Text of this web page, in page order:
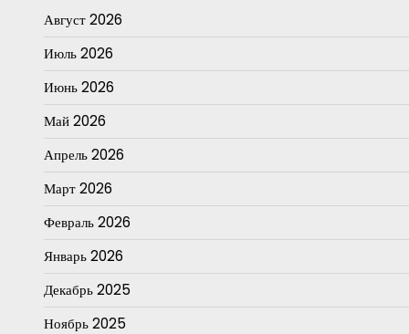
Август 2026
Июль 2026
Июнь 2026
Май 2026
Апрель 2026
Март 2026
Февраль 2026
Январь 2026
Декабрь 2025
Ноябрь 2025